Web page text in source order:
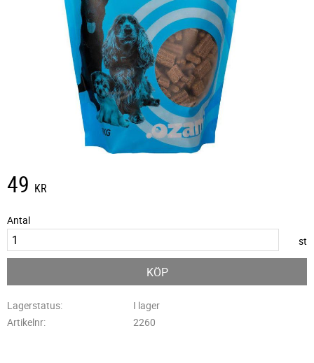
49 KR
Antal
st
KÖP
Lagerstatus
I lager
Artikelnr
2260